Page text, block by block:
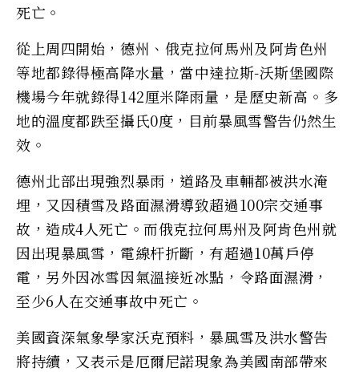
死亡。
從上周四開始，德州、俄克拉何馬州及阿肯色州
等地都錄得極高降水量，當中達拉斯-沃斯堡國際
機場今年就錄得142厘米降雨量，是歷史新高。多
地的溫度都跌至攝氏0度，目前暴風雪警告仍然生
效。
德州北部出現強烈暴雨，道路及車輛都被洪水淹
埋，又因積雪及路面濕滑導致超過100宗交通事
故，造成4人死亡。而俄克拉何馬州及阿肯色州就
因出現暴風雪，電線杆折斷，有超過10萬戶停
電，另外因冰雪因氣溫接近冰點，令路面濕滑，
至少6人在交通事故中死亡。
美國資深氣象學家沃克預料，暴風雪及洪水警告
將持續，又表示是厄爾尼諾現象為美國南部帶來